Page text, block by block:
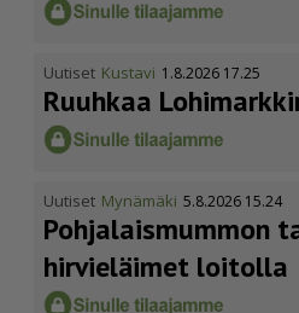
Uutiset Kustavi 1.8.2026 17.25
Ruuhkaa
Uutiset Mynämäki 5.8.2026 15.24
Pohja­lais­mummon
hirvieläimet loitolla